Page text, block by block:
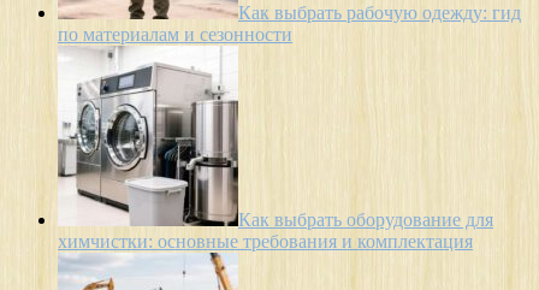
Как выбрать рабочую одежду: гид
по материалам и сезонности
Как выбрать оборудование для
химчистки: основные требования и комплектация